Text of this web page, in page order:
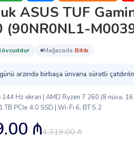
ASUS TUF
(90NR0NL1-
mövcuddur mağazada: bi̇ti̇b
ərzində birbaşa ünvana sürətli
144 Hz ekran | AMD Ryzen 7 260 (8 nüvə,
TB PCIe 4.0 SSD | Wi-Fi 6, BT 5.2
4,319.00₼
₼